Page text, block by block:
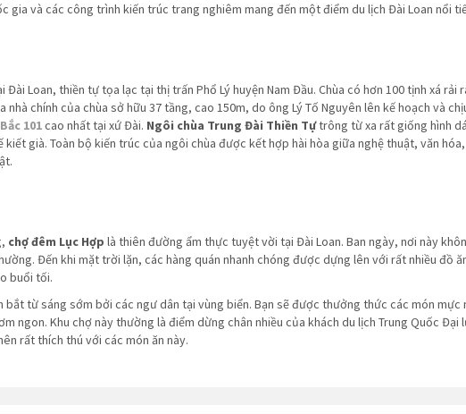
gia và các công trình kiến trúc trang nghiêm mang đến một điểm du lịch Đài Loan nổi
Loan, thiền tự tọa lạc tại thị trấn Phổ Lý huyện Nam Đầu. Chùa có hơn 100 tịnh xá rải
nhà chính của chùa sở hữu 37 tầng, cao 150m, do ông Lý Tố Nguyên lên kế hoạch và
101cao nhất tại xứ Đài. Ngôi chùa Trung Đài Thiền Tựtrông từ xa rất giống hình
già. Toàn bộ kiến trúc của ngôi chùa được kết hợp hài hòa giữa nghệ thuật, văn
chợ đêm Lục Hợp là thiên đường ẩm thực tuyệt vời tại Đài Loan. Ban ngày, nơi này
Đến khi mặt trời lặn, các hàng quán nhanh chóng được dựng lên với rất nhiều đồ
buổi tối.
bắt từ sáng sớm bởi các ngư dân tại vùng biển. Bạn sẽ được thưởng thức các món mực
ngon. Khu chợ này thường là điểm dừng chân nhiều của khách du lịch Trung Quốc Đại
rất thích thú với các món ăn này.